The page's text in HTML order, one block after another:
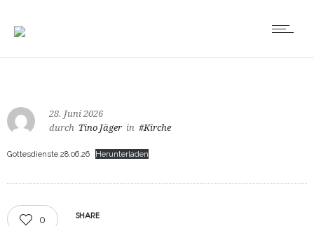
28. Juni 2026
durch Tino Jäger in #Kirche
Gottesdienste 28.06.26 Herunterladen
0 SHARE